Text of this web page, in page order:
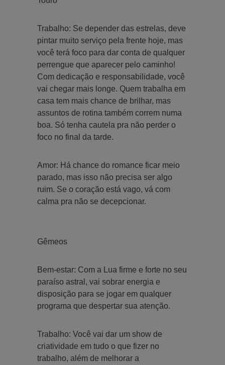
Trabalho: Se depender das estrelas, deve
pintar muito serviço pela frente hoje, mas
você terá foco para dar conta de qualquer
perrengue que aparecer pelo caminho!
Com dedicação e responsabilidade, você
vai chegar mais longe. Quem trabalha em
casa tem mais chance de brilhar, mas
assuntos de rotina também correm numa
boa. Só tenha cautela pra não perder o
foco no final da tarde.
Amor: Há chance do romance ficar meio
parado, mas isso não precisa ser algo
ruim. Se o coração está vago, vá com
calma pra não se decepcionar.
Gêmeos
Bem-estar: Com a Lua firme e forte no seu
paraíso astral, vai sobrar energia e
disposição para se jogar em qualquer
programa que despertar sua atenção.
Trabalho: Você vai dar um show de
criatividade em tudo o que fizer no
trabalho, além de melhorar a